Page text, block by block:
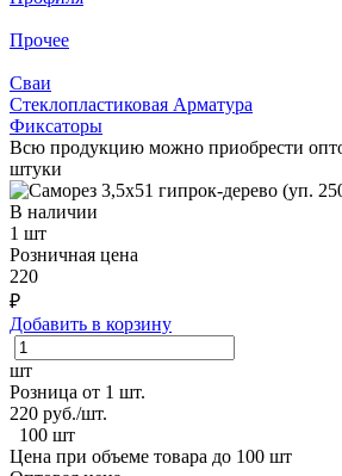
Прочее
Сваи
Стеклопластиковая Арматура
Фиксаторы
Всю продукцию можно приобрести
штуки
В наличии
1 шт
Розничная цена
220
₽
Добавить в корзину
шт
Розница от 1 шт.
220 руб./шт.
100 шт
Цена при объеме товара до 100 шт